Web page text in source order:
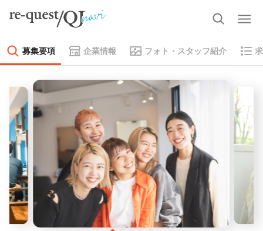
募集要項 企業情報 フォト・スタッフ紹介